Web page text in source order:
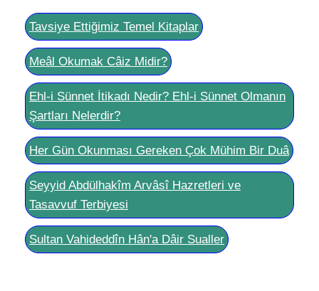
Tavsiye Ettiğimiz Temel Kitaplar
Meâl Okumak Câiz Midir?
Ehl-i Sünnet İtikadı Nedir? Ehl-i Sünnet Olmanın
Şartları Nelerdir?
Her Gün Okunması Gereken Çok Mühim Bir Duâ
Seyyid Abdülhakîm Arvâsî Hazretleri ve
Tasavvuf Terbiyesi
Sultan Vahideddîn Hân'a Dâir Sualler